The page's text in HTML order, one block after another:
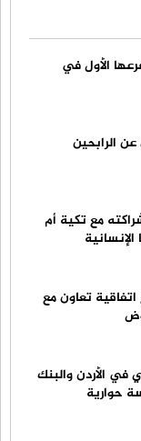
الأول في
عن الرابحين
مع تكية أم
اتفاقية تعاون مع
في الأردن والبنك
حوارية